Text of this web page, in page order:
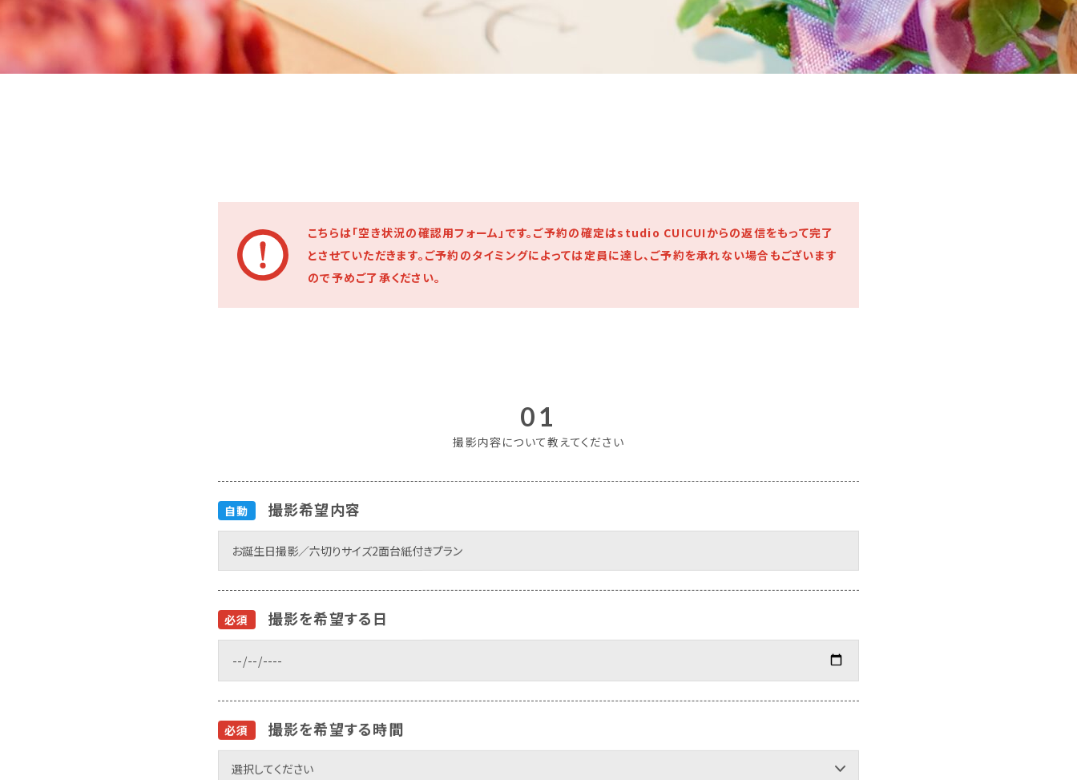
こちらは「空き状況の確認用フォーム」です。ご予約の確定はstudio CUICUIからの返信をもって完了
とさせていただきます。ご予約のタイミングによっては定員に達し、ご予約を承れない場合もございます
ので予めご了承ください。
01
撮影内容について教えてください
自動 撮影希望内容
必須 撮影を希望する日
必須 撮影を希望する時間